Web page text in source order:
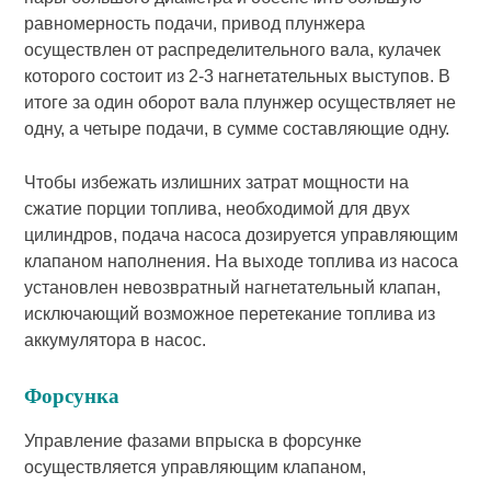
равномерность подачи, привод плунжера
осуществлен от распределительного вала, кулачек
которого состоит из 2-3 нагнетательных выступов. В
итоге за один оборот вала плунжер осуществляет не
одну, а четыре подачи, в сумме составляющие одну.
Чтобы избежать излишних затрат мощности на
сжатие порции топлива, необходимой для двух
цилиндров, подача насоса дозируется управляющим
клапаном наполнения. На выходе топлива из насоса
установлен невозвратный нагнетательный клапан,
исключающий возможное перетекание топлива из
аккумулятора в насос.
Форсунка
Управление фазами впрыска в форсунке
осуществляется управляющим клапаном,